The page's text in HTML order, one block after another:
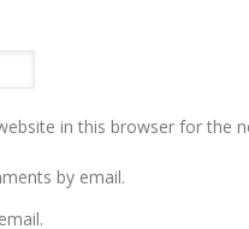
in this browser for the
by email.